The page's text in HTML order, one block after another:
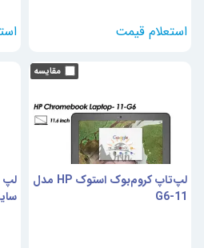
لپ‌تاپ کروم‌بوک استوک HP مدل
11-G6